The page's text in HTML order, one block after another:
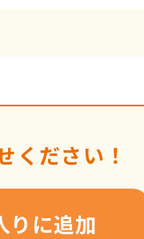
ください！
りに追加